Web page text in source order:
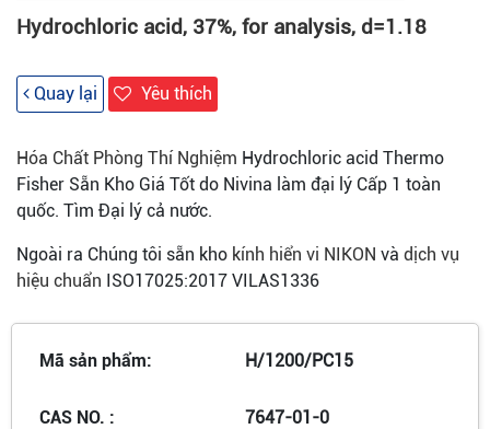
Hydrochloric acid, 37%, for analysis, d=1.18
Quay lại Yêu thích
Hóa Chất Phòng Thí Nghiệm Hydrochloric acid Thermo
Fisher Sẵn Kho Giá Tốt do Nivina làm đại lý Cấp 1 toàn
quốc. Tìm Đại lý cả nước.
Ngoài ra Chúng tôi sẵn kho kính hiển vi NIKON và dịch vụ
hiệu chuẩn ISO17025:2017 VILAS1336
Mã sản phẩm: H/1200/PC15
CAS NO. : 7647-01-0